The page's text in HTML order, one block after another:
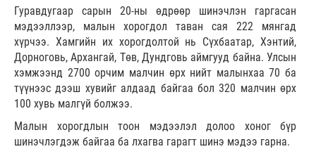
Гуравдугаар сарын 20-ны өдрөөр шинэчлэн гаргасан
мэдээллээр, малын хорогдол таван сая 222 мянгад
хүрчээ. Хамгийн их хорогдолтой нь Сүхбаатар, Хэнтий,
Дорноговь, Архангай, Төв, Дундговь аймгууд байна. Улсын
хэмжээнд 2700 орчим малчин өрх нийт малынхаа 70 ба
түүнээс дээш хувийг алдаад байгаа бол 320 малчин өрх
100 хувь малгүй болжээ.
Малын хорогдлын тоон мэдээлэл долоо хоног бүр
шинэчлэгдэж байгаа ба лхагва гарагт шинэ мэдээ гарна.